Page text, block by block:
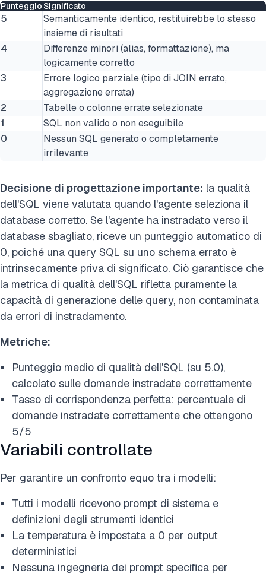
Punteggio Significato
5
Semanticamente identico, restituirebbe lo stesso
insieme di risultati
4
Differenze minori (alias, formattazione), ma
logicamente corretto
3
Errore logico parziale (tipo di JOIN errato,
aggregazione errata)
2
Tabelle o colonne errate selezionate
1
SQL non valido o non eseguibile
0
Nessun SQL generato o completamente
irrilevante
Decisione di progettazione importante: la qualità
dell'SQL viene valutata quando l'agente seleziona il
database corretto. Se l'agente ha instradato verso il
database sbagliato, riceve un punteggio automatico di
0, poiché una query SQL su uno schema errato è
intrinsecamente priva di significato. Ciò garantisce che
la metrica di qualità dell'SQL rifletta puramente la
capacità di generazione delle query, non contaminata
da errori di instradamento.
Metriche:
Punteggio medio di qualità dell'SQL (su 5.0),
calcolato sulle domande instradate correttamente
Tasso di corrispondenza perfetta: percentuale di
domande instradate correttamente che ottengono
5/5
Variabili controllate
Per garantire un confronto equo tra i modelli:
Tutti i modelli ricevono prompt di sistema e
definizioni degli strumenti identici
La temperatura è impostata a 0 per output
deterministici
Nessuna ingegneria dei prompt specifica per